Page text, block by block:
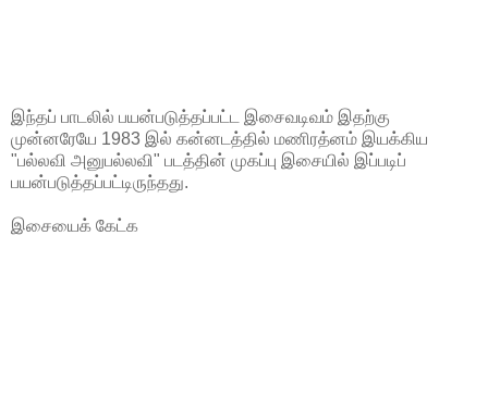
இந்தப் பாடலில் பயன்படுத்தப்பட்ட இசைவடிவம் இதற்கு
முன்னரேயே 1983 இல் கன்னடத்தில் மணிரத்னம் இயக்கிய
"பல்லவி அனுபல்லவி" படத்தின் முகப்பு இசையில் இப்படிப்
பயன்படுத்தப்பட்டிருந்தது.
இசையைக் கேட்க